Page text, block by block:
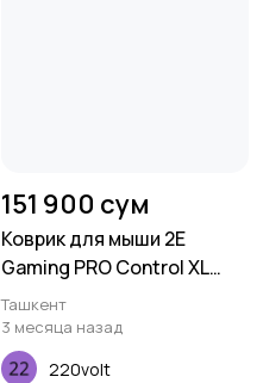
151 900 сум
Коврик для мыши 2E
Gaming PRO Control XL
Black (800*450*3мм)
Ташкент
3 месяца назад
220volt